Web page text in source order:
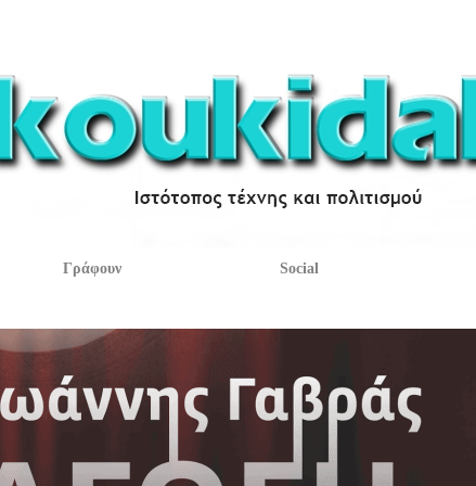
Γράφουν Social